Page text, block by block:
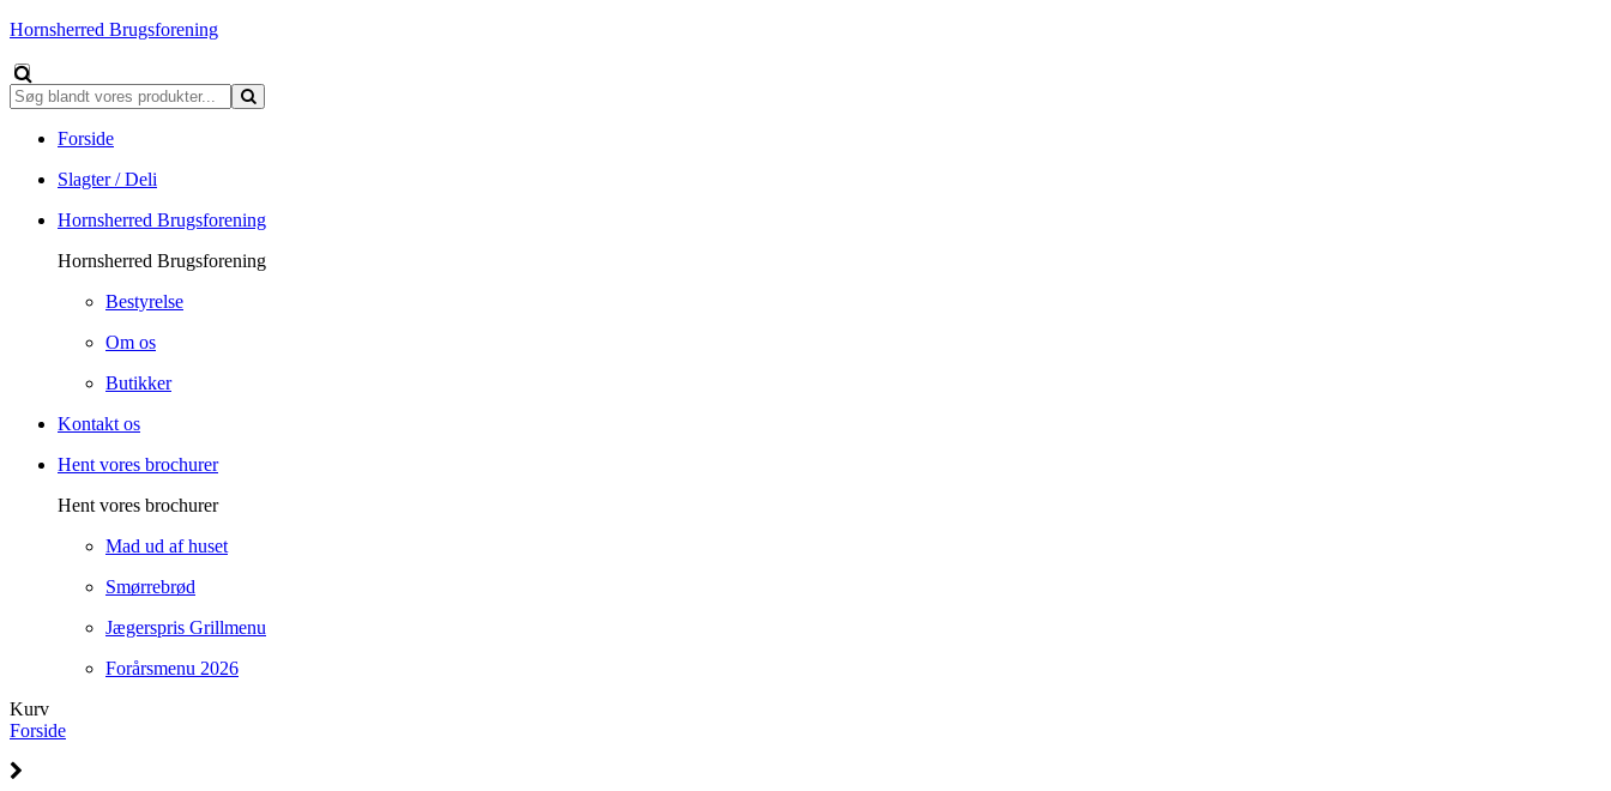
Hornsherred Brugsforening
Forside
Slagter / Deli
Hornsherred Brugsforening
Hornsherred Brugsforening
Bestyrelse
Om os
Butikker
Kontakt os
Hent vores brochurer
Hent vores brochurer
Mad ud af huset
Smørrebrød
Jægerspris Grillmenu
Forårsmenu 2026
Kurv
Forside